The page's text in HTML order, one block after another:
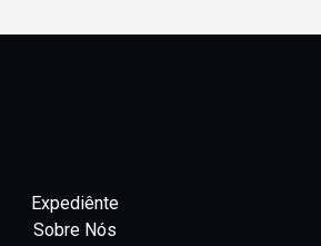
Expediênte
Sobre Nós